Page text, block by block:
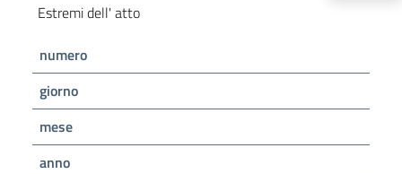
Estremi dell' atto
numero
giorno
mese
anno